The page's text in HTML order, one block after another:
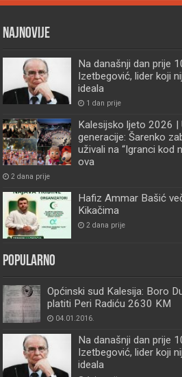
Najnovije
Na današnji dan prije
Izetbegović, lider koji
ideala
1 dan prije
Kalesijsko ljeto 2026 |
generacije: Šarenko
uživali na “Igranci kod
ova
2 dana prije
Hafiz Ammar Bašić
Kikačima
2 dana prije
Popularno
Općinski sud Kalesija: Boro
platiti Peri Radiću 2630 KM
04.01.2016.
Na današnji dan prije
Izetbegović, lider koji
ideala